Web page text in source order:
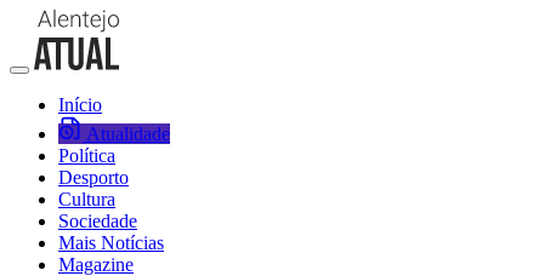
Início
Atualidade
Política
Desporto
Cultura
Sociedade
Mais Notícias
Magazine